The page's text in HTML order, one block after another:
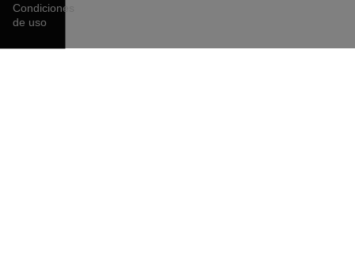
Condiciones
de uso